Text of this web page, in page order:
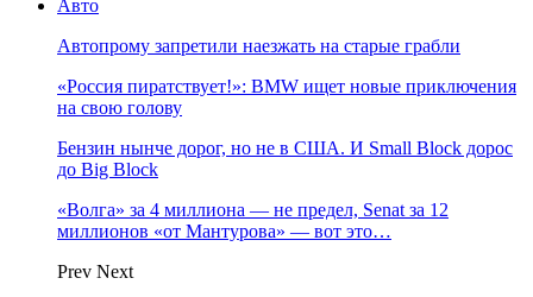
Авто
Автопрому запретили наезжать на старые грабли
«Россия пиратствует!»: BMW ищет новые приключения
на свою голову
Бензин нынче дорог, но не в США. И Small Block дорос
до Big Block
«Волга» за 4 миллиона — не предел, Senat за 12
миллионов «от Мантурова» — вот это…
Prev Next